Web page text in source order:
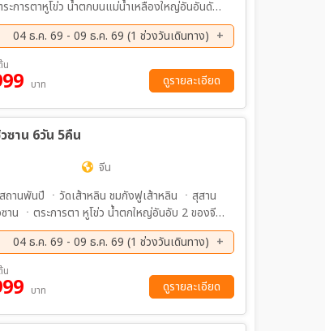
ะการตาหูโข่ว น้ำตกบนแม่น้ำเหลืองใหญ่อันอันดับ
04 ธ.ค. 69 - 09 ธ.ค. 69 (1 ช่วงวันเดินทาง)
น
บาท ดูรายละเอียด
ซาน 6วัน 5คืน
จีน
านพันปี ㆍวัดเส้าหลิน ชมกังฟูเส้าหลิน ㆍสุสาน
น ㆍตระการตา หูโข่ว น้ำตกใหญ่อันอับ 2 ของจีน
น - ยุ่นเฉิง 1 เที่ยว
04 ธ.ค. 69 - 09 ธ.ค. 69 (1 ช่วงวันเดินทาง)
น
บาท ดูรายละเอียด